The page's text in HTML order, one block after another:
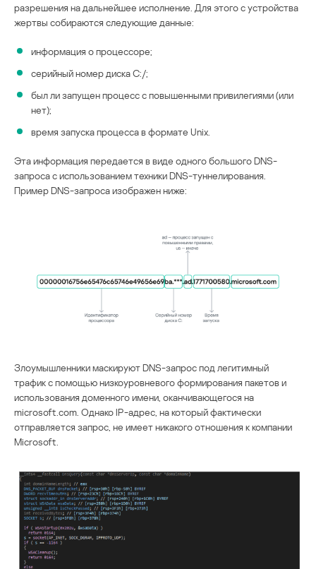
разрешения на дальнейшее исполнение. Для этого с устройства
жертвы собираются следующие данные:
информация о процессоре;
серийный номер диска C:/;
был ли запущен процесс с повышенными привилегиями (или
нет);
время запуска процесса в формате Unix.
Эта информация передается в виде одного большого DNS-
запроса с использованием техники DNS-туннелирования.
Пример DNS-запроса изображен ниже:
Злоумышленники маскируют DNS-запрос под легитимный
трафик с помощью низкоуровневого формирования пакетов и
использования доменного имени, оканчивающегося на
microsoft.com. Однако IP-адрес, на который фактически
отправляется запрос, не имеет никакого отношения к компании
Microsoft.